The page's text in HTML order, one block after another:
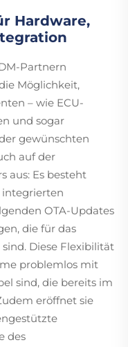
Hardware,
Partnern
Möglichkeit,
– wie ECU-
und sogar
gewünschten
auf der
aus: Es besteht
integrierten
OTA-Updates
die für das
Diese Flexibilität
problemlos mit
sind, die bereits im
eröffnet sie
des